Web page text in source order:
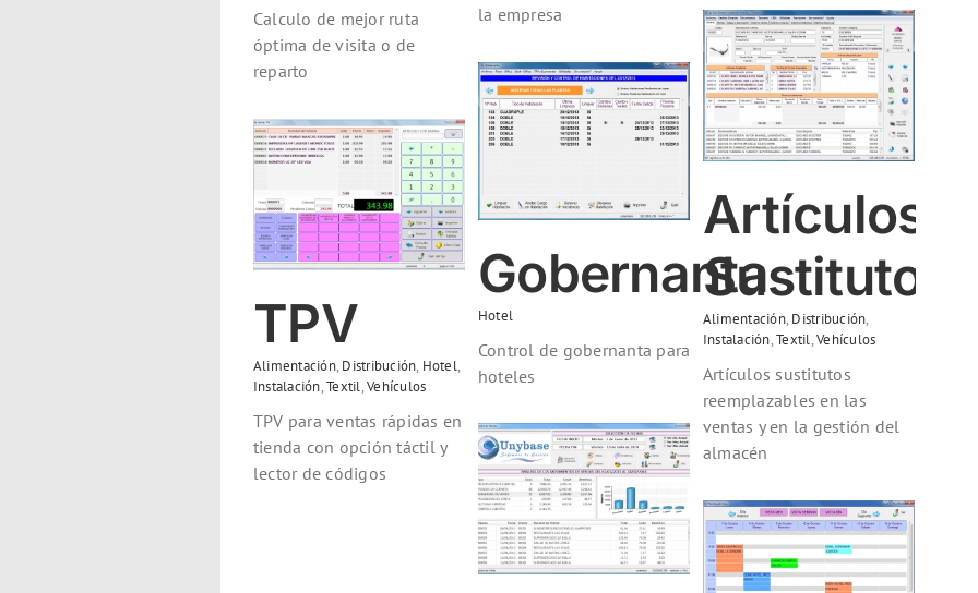
Calculo de mejor ruta
óptima de visita o de
reparto
la empresa
Artículos Sustitutos
Alimentación Distribución
Instalación Textil Vehículos
Artículos
Sustitutos
Alimentación, Distribución,
Instalación,Textil,Vehículos
Artículos sustitutos
reemplazables en las
ventas y en la gestión del
almacén
Gobernanta
Gobernanta
Hotel
Control de gobernanta para
hoteles
TPV
Alimentación, Distribución, Hotel,
Instalación,Textil,Vehículos
TPV para ventas rápidas en
tienda con opción táctil y
lector de códigos
CRM